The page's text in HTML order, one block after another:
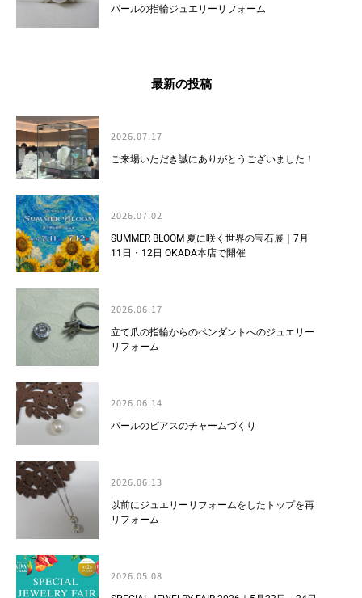
パールの指輪ジュエリーリフォーム
最新の投稿
2026.07.17
ご来場いただき誠にありがとうございました！
2026.07.02
SUMMER BLOOM 夏に咲く世界の宝石展｜7月
11日・12日 OKADA本店で開催
2026.06.17
立て爪の指輪からのペンダントへのジュエリー
リフォーム
2026.06.14
パールのピアスのチャームづくり
2026.06.13
以前にジュエリーリフォームをしたトップを再
リフォーム
2026.05.08